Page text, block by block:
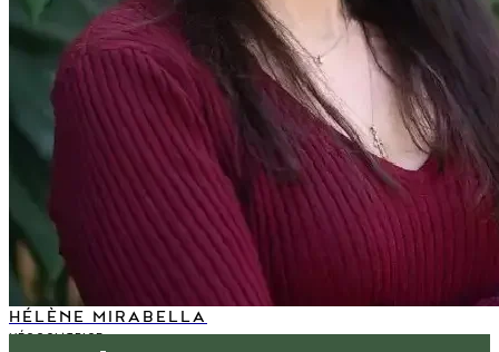
HÉLÈNE MIRABELLA
NÉGOCIATRICE